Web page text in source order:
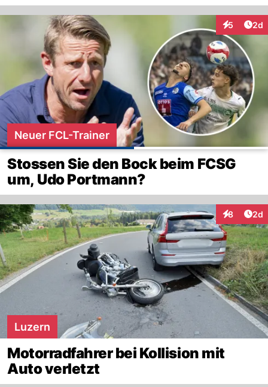
5 2d
Neuer FCL-Trainer
Stossen Sie den Bock beim FCSG
um, Udo Portmann?
8 2d
Luzern
Motorradfahrer bei Kollision mit
Auto verletzt